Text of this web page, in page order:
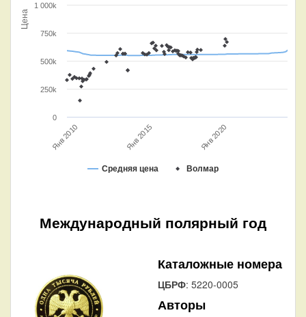
Цена
Средняя цена Волмар
Янв 2010 Янв 2015 Янв 2020
0
250k
500k
750k
1 000k
Международный полярный год
Каталожные номера
ЦБРФ: 5220-0005
Авторы